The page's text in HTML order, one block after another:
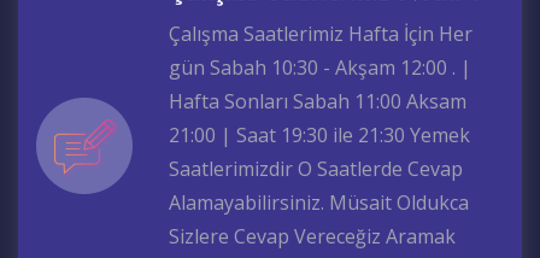
Çalışma Saatlerimiz Hafta İçin Her
gün Sabah 10:30 - Akşam 12:00 . |
Hafta Sonları Sabah 11:00 Aksam
21:00 | Saat 19:30 ile 21:30 Yemek
Saatlerimizdir O Saatlerde Cevap
Alamayabilirsiniz. Müsait Oldukca
Sizlere Cevap Vereceğiz Aramak